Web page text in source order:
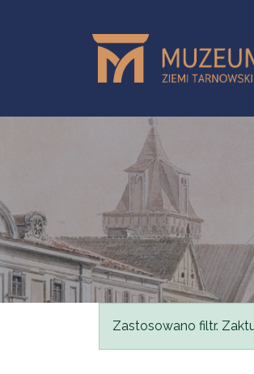
Komunikat
Zastosowano filtr.